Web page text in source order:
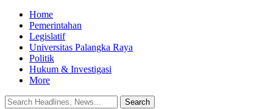
Home
Pemerintahan
Legislatif
Universitas Palangka Raya
Politik
Hukum & Investigasi
More